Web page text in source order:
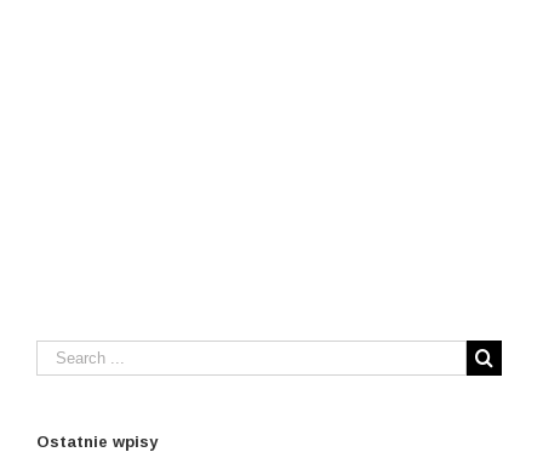
Ostatnie wpisy